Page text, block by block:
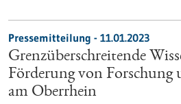
Pressemitteilung - 11.01.2023
Grenzüberschreitende
Förderung von
am Oberrhein